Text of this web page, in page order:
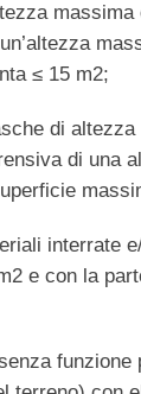
≤ 15 m2;
di
di una
interrate
e con la
funzione